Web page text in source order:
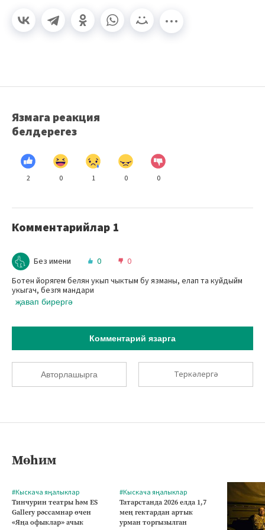
Язмага реакция
белдерегез
2 0 1 0 0
Комментарийлар 1
Без имени 0
0
Ботен йорягем белян укып чыктым бу язманы, елап та куйдыйм
укыгач, безгя мандари
җавап бирергә
Комментарий язарга
Авторлашырга Теркәлергә
Мөһим
#Кыскача яңалыклар
Тинчурин театры һәм ES
Gallery рәссамнар өчен
«Яңа офыклар» ачык
#Кыскача яңалыклар
Татарстанда 2026 елда 1,7
мең гектардан артык
урман торгызылган